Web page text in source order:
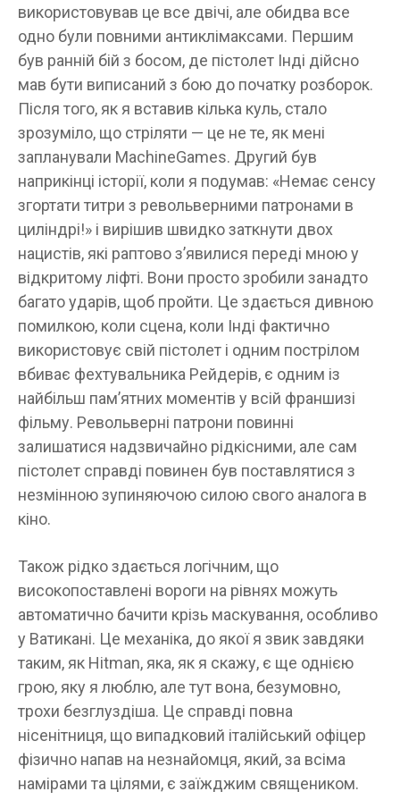
використовував це все двічі, але обидва все
одно були повними антиклімаксами. Першим
був ранній бій з босом, де пістолет Інді дійсно
мав бути виписаний з бою до початку розборок.
Після того, як я вставив кілька куль, стало
зрозуміло, що стріляти — це не те, як мені
запланували MachineGames. Другий був
наприкінці історії, коли я подумав: «Немає сенсу
згортати титри з револьверними патронами в
циліндрі!» і вирішив швидко заткнути двох
нацистів, які раптово з’явилися переді мною у
відкритому ліфті. Вони просто зробили занадто
багато ударів, щоб пройти. Це здається дивною
помилкою, коли сцена, коли Інді фактично
використовує свій пістолет і одним пострілом
вбиває фехтувальника Рейдерів, є одним із
найбільш пам’ятних моментів у всій франшизі
фільму. Револьверні патрони повинні
залишатися надзвичайно рідкісними, але сам
пістолет справді повинен був поставлятися з
незмінною зупиняючою силою свого аналога в
кіно.
Також рідко здається логічним, що
високопоставлені вороги на рівнях можуть
автоматично бачити крізь маскування, особливо
у Ватикані. Це механіка, до якої я звик завдяки
таким, як Hitman, яка, як я скажу, є ще однією
грою, яку я люблю, але тут вона, безумовно,
трохи безглуздіша. Це справді повна
нісенітниця, що випадковий італійський офіцер
фізично напав на незнайомця, який, за всіма
намірами та цілями, є заїжджим священиком.